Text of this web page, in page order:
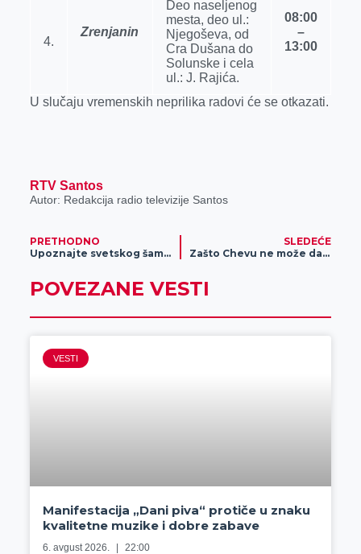
4.
Zrenjanin
Deo naselјenog
mesta, deo ul.:
Nјegoševa, od
Cra Dušana do
Solunske i cela
ul.: J. Rajića.
08:00
–
13:00
U slučaju vremenskih neprilika radovi će se otkazati.
RTV Santos
Autor: Redakcija radio televizije Santos
PRETHODNO
Upoznajte svetskog šampiona!
SLEDEĆE
Zašto Chevu ne može da stane ?
POVEZANE VESTI
VESTI
Manifestacija „Dani piva“ protiče u znaku
kvalitetne muzike i dobre zabave
6. avgust 2026. 22:00